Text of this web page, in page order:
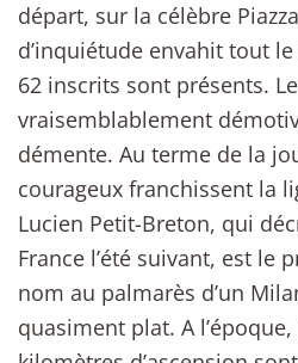
départ, sur la célèbre
d’inquiétude envahit tout
62 inscrits sont présents.
vraisemblablement
démente. Au terme de la
courageux franchissent la
Lucien Petit-Breton, qui
France l’été suivant, est le
nom au palmarès d’un
quasiment plat. A